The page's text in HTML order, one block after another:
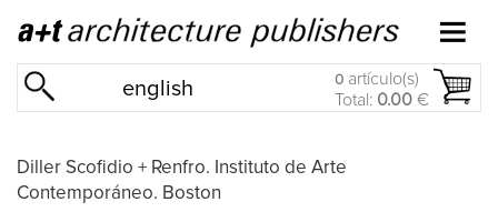
english 0 artículo(s)
Total: 0.00 €
Diller Scofidio + Renfro. Instituto de Arte
Contemporáneo. Boston